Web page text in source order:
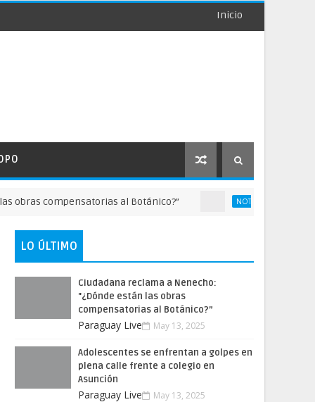
Inicio
al Botánico?” NOTICAS DE PARAGUAY
LO ÚLTIMO
Ciudadana reclama a Nenecho:
"¿Dónde están las obras
compensatorias al Botánico?”
Paraguay Live May 13, 2025
Adolescentes se enfrentan a golpes en
plena calle frente a colegio en
Asunción
Paraguay Live May 13, 2025